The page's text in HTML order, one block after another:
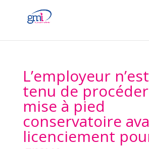
L’employeur
tenu de
mise à pied
conservatoire
licenciement